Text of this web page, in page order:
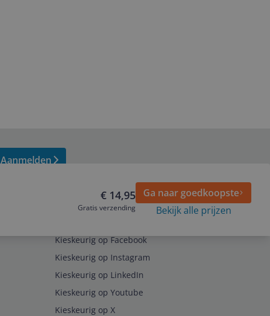
€ 14,95
Gratis verzending
Ga naar goedkoopste
Bekijk alle prijzen
Aanmelden
Kieskeurig op Facebook
Kieskeurig op Instagram
Kieskeurig op LinkedIn
Kieskeurig op Youtube
Kieskeurig op X